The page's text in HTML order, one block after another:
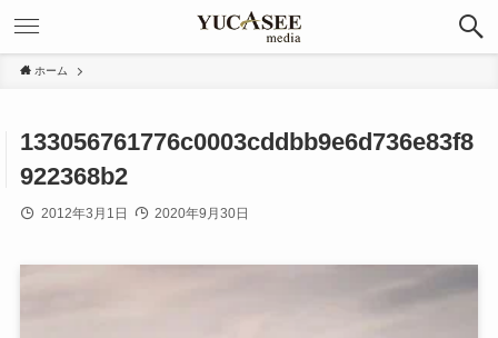
ホーム
133056761776c0003cddbb9e6d736e83f8
922368b2
2012年3月1日 2020年9月30日